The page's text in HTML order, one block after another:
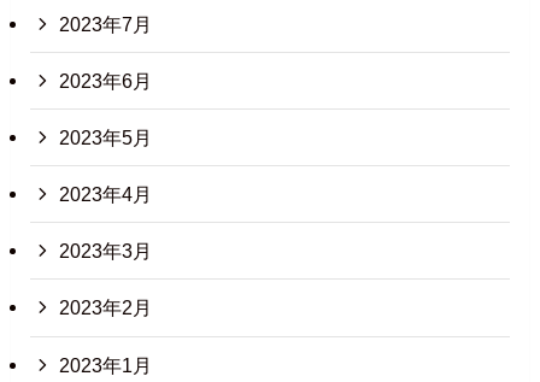
2023年7月
2023年6月
2023年5月
2023年4月
2023年3月
2023年2月
2023年1月